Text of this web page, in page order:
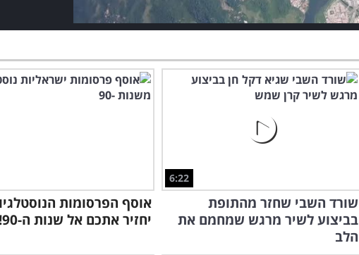
00:00/ 04:22
6:22
שורד השבי שחזר מהתופת
בביצוע לשיר מרגש שמחמם את
הלב
אוסף הפרסומות
יחזיר אתכם אל שנות ה-90!